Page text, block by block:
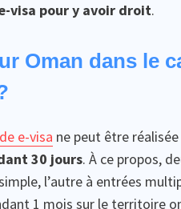
visa pour y avoir droit.
Oman dans le
e-visa ne peut être
30 jours. À ce propos,
l’autre à entrées
1 mois sur le territoire